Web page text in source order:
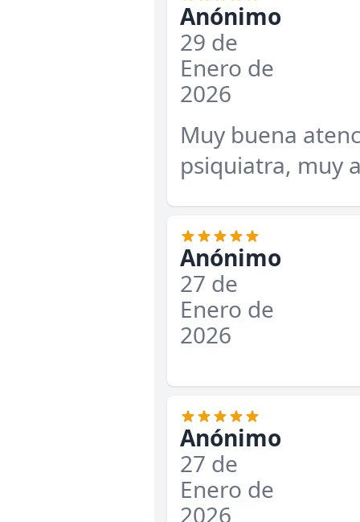
Anónimo
29 de
Enero de
2026
Muy buena
psiquiatra, muy
Anónimo
27 de
Enero de
2026
Anónimo
27 de
Enero de
2026